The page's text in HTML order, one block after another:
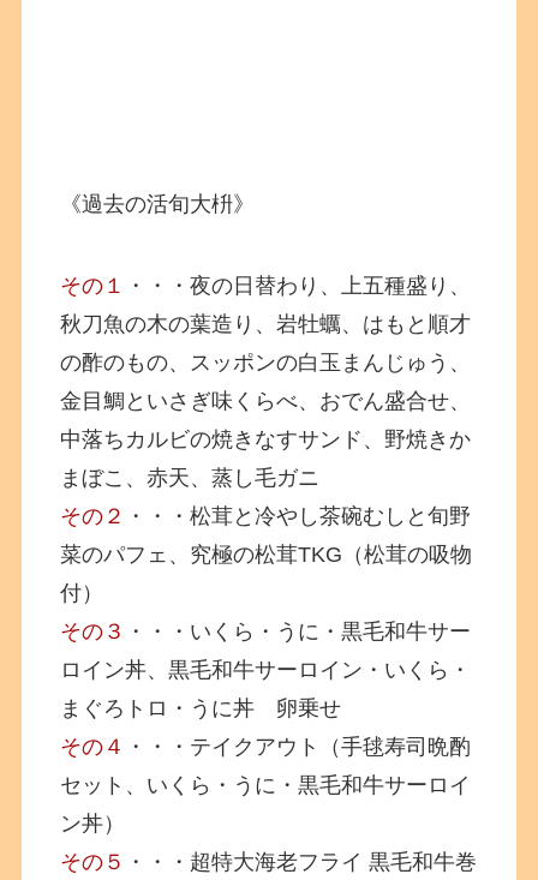
《過去の活旬大枡》
その１ ・・・夜の日替わり、上五種盛り、
秋刀魚の木の葉造り、岩牡蠣、はもと順才
の酢のもの、スッポンの白玉まんじゅう、
金目鯛といさぎ味くらべ、おでん盛合せ、
中落ちカルビの焼きなすサンド、野焼きか
まぼこ、赤天、蒸し毛ガニ
その２ ・・・松茸と冷やし茶碗むしと旬野
菜のパフェ、究極の松茸TKG（松茸の吸物
付）
その３ ・・・いくら・うに・黒毛和牛サー
ロイン丼、黒毛和牛サーロイン・いくら・
まぐろトロ・うに丼 卵乗せ
その４ ・・・テイクアウト（手毬寿司晩酌
セット、いくら・うに・黒毛和牛サーロイ
ン丼）
その５ ・・・超特大海老フライ 黒毛和牛巻